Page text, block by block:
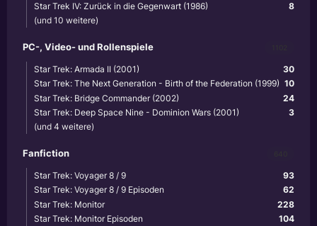
8
Star Trek IV: Zurück in die Gegenwart (1986)
(und 10 weitere)
PC-, Video- und Rollenspiele
30
Star Trek: Armada II (2001)
10
Star Trek: The Next Generation - Birth of the Federation (1999)
24
Star Trek: Bridge Commander (2002)
3
Star Trek: Deep Space Nine - Dominion Wars (2001)
(und 4 weitere)
Fanfiction
93
Star Trek: Voyager 8 / 9
62
Star Trek: Voyager 8 / 9 Episoden
228
Star Trek: Monitor
104
Star Trek: Monitor Episoden